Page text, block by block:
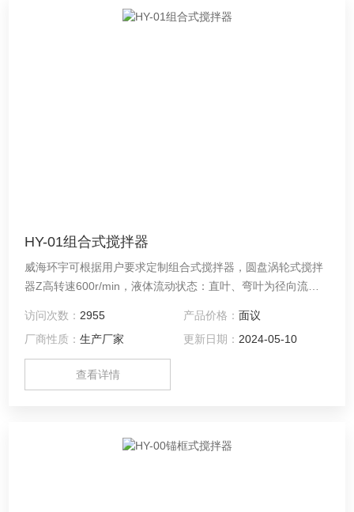
HY-01组合式搅拌器
威海环宇可根据用户要求定制组合式搅拌器，圆盘涡轮式搅拌
器Z高转速600r/min，液体流动状态：直叶、弯叶为径向流；
向流和轴向流。
访问次数： 2955 产品价格： 面议
厂商性质：生产厂家 更新日期： 2024-05-10
查看详情